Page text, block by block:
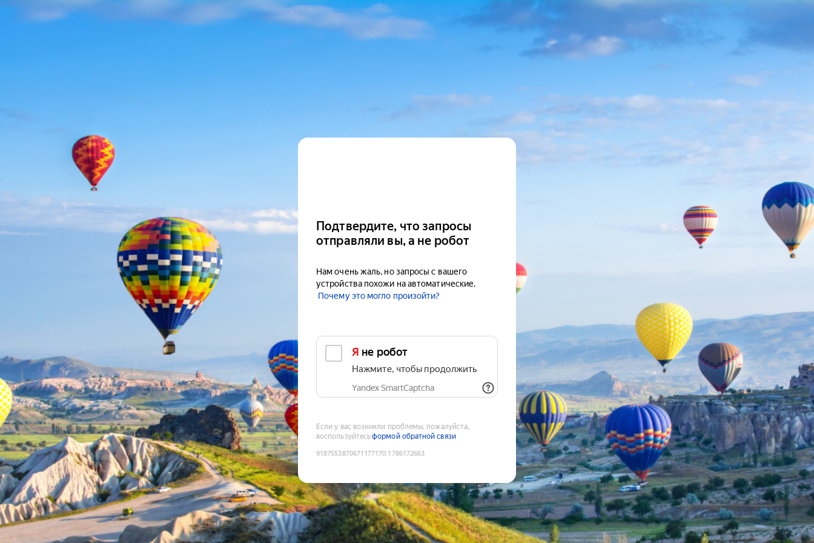
Подтвердите, что запросы
отправляли вы, а не робот
Нам очень жаль, но запросы с вашего
устройства похожи на автоматические.
Почему это могло произойти?
Я не робот
Нажмите, чтобы продолжить
Yandex SmartCaptcha
Если у вас возникли проблемы, пожалуйста,
воспользуйтесьформой обратной связи
9187553870671177170:1786172663